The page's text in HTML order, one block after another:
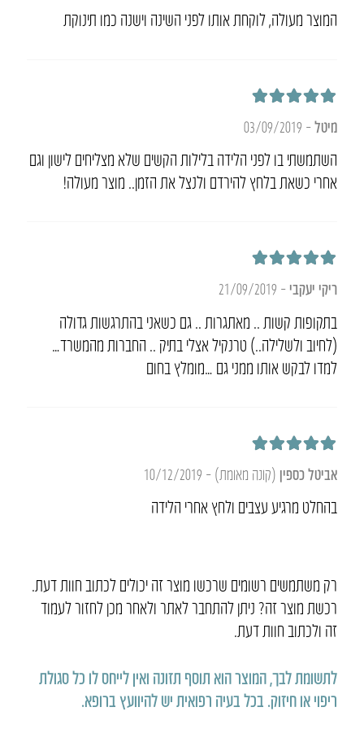
המוצר מעולה, לוקחת אותו לפני השינה וישנה כמו תינוקת
מיטל–
03/09/2019
השתמשתי בו לפני הלידה בלילות הקשים שלא מצליחים לישון וגם
אחרי כשאת בלחץ להירדם ולנצל את הזמן.. מוצר מעולה!
ריקי יעקבי –
21/09/2019
בתקופות קשות .. מאתגרות .. גם כשאני בהתרגשות גדולה
(לחיוב ולשלילה..) טרנקיל אצלי בתיק .. החברות מהמשרד…
למדו לבקש אותו ממני גם …מומלץ בחום
אביטל כספין (קונה מאומת) –
10/12/2019
בהחלט מרגיע עצבים ולחץ אחרי הלידה
רק משתמשים רשומים שרכשו מוצר זה יכולים לכתוב חוות דעת.
רכשת מוצר זה? ניתן להתחבר לאתר ולאחר מכן לחזור לעמוד
זה ולכתוב חוות דעת.
לתשומת לבך, המוצר הוא תוסף תזונה ואין לייחס לו כל סגולת
ריפוי או חיזוק. בכל בעיה רפואית יש להיוועץ ברופא.